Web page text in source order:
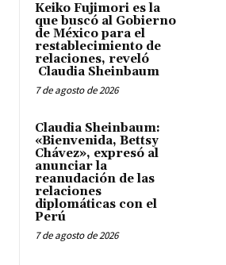
Keiko Fujimori es la
que buscó al Gobierno
de México para el
restablecimiento de
relaciones, reveló
Claudia Sheinbaum
7 de agosto de 2026
Claudia Sheinbaum:
«Bienvenida, Bettsy
Chávez», expresó al
anunciar la
reanudación de las
relaciones
diplomáticas con el
Perú
7 de agosto de 2026